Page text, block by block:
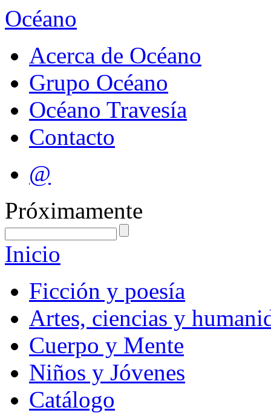
Océano
Acerca de Océano
Grupo Océano
Océano Travesía
Contacto
@
Próximamente
Inicio
Ficción y poesía
Artes, ciencias y
Cuerpo y Mente
Niños y Jóvenes
Catálogo